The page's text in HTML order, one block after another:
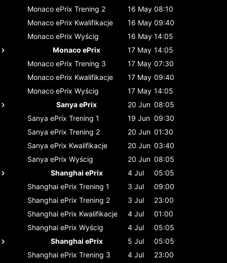
Monaco ePrix Trening 2 16 May 08:10
Monaco ePrix Kwalifikacje 16 May 09:40
Monaco ePrix Wyścig 16 May 14:05
Monaco ePrix
17 May 14:05
Monaco ePrix Trening 3 17 May 07:30
Monaco ePrix Kwalifikacje 17 May 09:40
Monaco ePrix Wyścig 17 May 14:05
Sanya ePrix
20 Jun 08:05
Sanya ePrix Trening 1 19 Jun 09:30
Sanya ePrix Trening 2 20 Jun 01:30
Sanya ePrix Kwalifikacje 20 Jun 03:40
Sanya ePrix Wyścig 20 Jun 08:05
Shanghai ePrix
4 Jul
05:05
Shanghai ePrix Trening 1 3 Jul
09:00
Shanghai ePrix Trening 2 3 Jul
23:00
Shanghai ePrix Kwalifikacje 4 Jul
01:00
Shanghai ePrix Wyścig 4 Jul
05:05
Shanghai ePrix
5 Jul
05:05
Shanghai ePrix Trening 3 4 Jul
23:00